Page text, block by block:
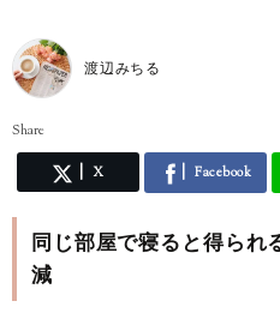
渡辺みちる
Share
X Facebook
同じ部屋で寝ると得ら
減